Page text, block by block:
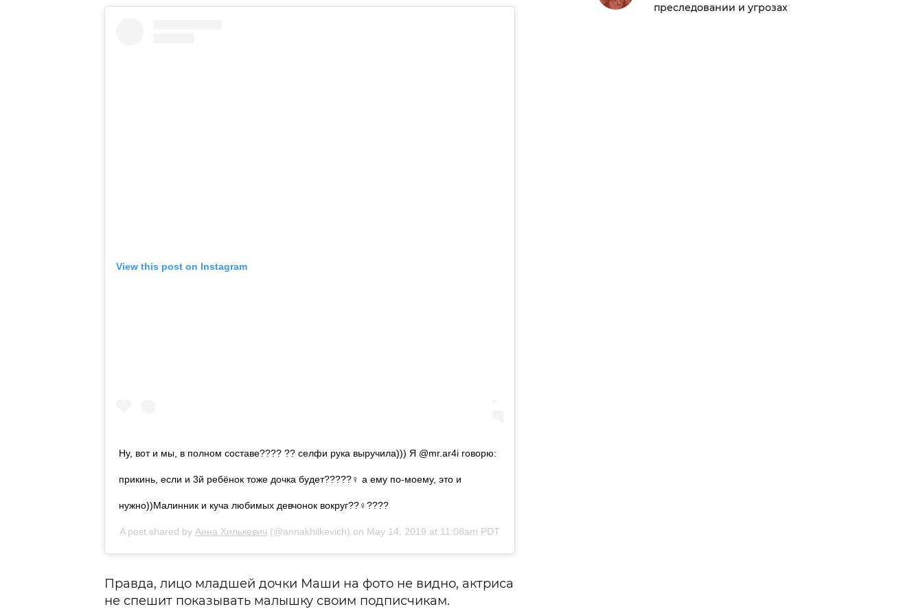
View this post on Instagram
Ну, вот и мы, в полном составе?‍?‍?‍? ?? селфи рука выручила))) Я @mr.ar4i говорю:
прикинь, если и 3й ребёнок тоже дочка будет?????‍♀️ а ему по-моему, это и
нужно))Малинник и куча любимых девчонок вокруг??‍♀️????
A post shared by Анна Хилькевич (@annakhilkevich) on May 14, 2019 at 11:08am PDT
Правда, лицо младшей дочки Маши на фото не видно, актриса
не спешит показывать малышку своим подписчикам.
преследовании и угрозах